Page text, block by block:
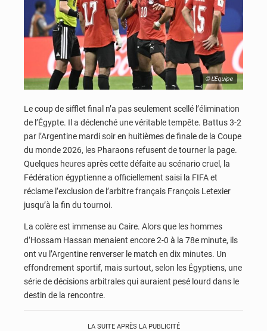
© L'Equipe
Le coup de sifflet final n’a pas seulement scellé l’élimination
de l’Égypte. Il a déclenché une véritable tempête. Battus 3-2
par l’Argentine mardi soir en huitièmes de finale de la Coupe
du monde 2026, les Pharaons refusent de tourner la page.
Quelques heures après cette défaite au scénario cruel, la
Fédération égyptienne a officiellement saisi la FIFA et
réclame l’exclusion de l’arbitre français François Letexier
jusqu’à la fin du tournoi.
La colère est immense au Caire. Alors que les hommes
d’Hossam Hassan menaient encore 2-0 à la 78e minute, ils
ont vu l’Argentine renverser le match en dix minutes. Un
effondrement sportif, mais surtout, selon les Égyptiens, une
série de décisions arbitrales qui auraient pesé lourd dans le
destin de la rencontre.
LA SUITE APRÈS LA PUBLICITÉ